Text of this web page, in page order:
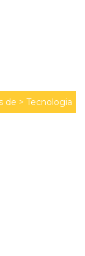
de > Tecnologia